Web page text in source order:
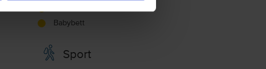
Babybett
Sport